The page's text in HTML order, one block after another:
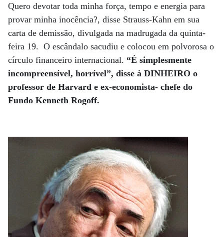
Quero devotar toda minha força, tempo e energia para
provar minha inocência?, disse Strauss-Kahn em sua
carta de demissão, divulgada na madrugada da quinta-
feira 19. O escândalo sacudiu e colocou em polvorosa o
círculo financeiro internacional. “É simplesmente
incompreensível, horrível”, disse à DINHEIRO o
professor de Harvard e ex-economista- chefe do
Fundo Kenneth Rogoff.